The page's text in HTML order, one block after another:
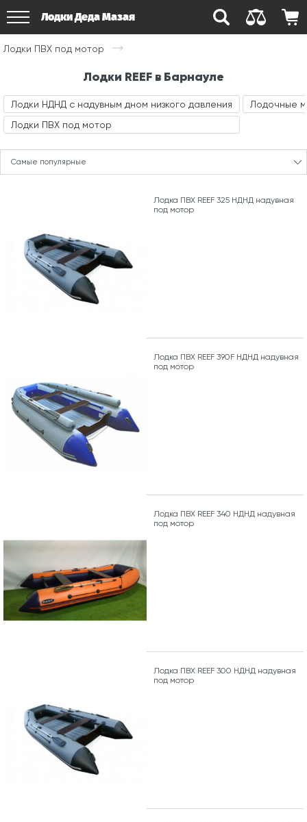
Лодки Деда Мазая
Лодки ПВХ под мотор
Лодки REEF в Барнауле
Лодки НДНД с надувным дном низкого давления
Лодки ПВХ под мотор
Лодочные
Самые популярные
Лодка ПВХ REEF 325 НДНД надувная
под мотор
Лодка ПВХ REEF 390F НДНД надувная
под мотор
Лодка ПВХ REEF 340 НДНД надувная
под мотор
Лодка ПВХ REEF 300 НДНД надувная
под мотор